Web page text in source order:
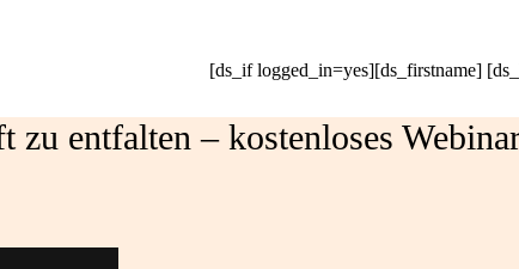
[ds_if logged_in=yes][ds_firstname]
zu entfalten – kostenloses